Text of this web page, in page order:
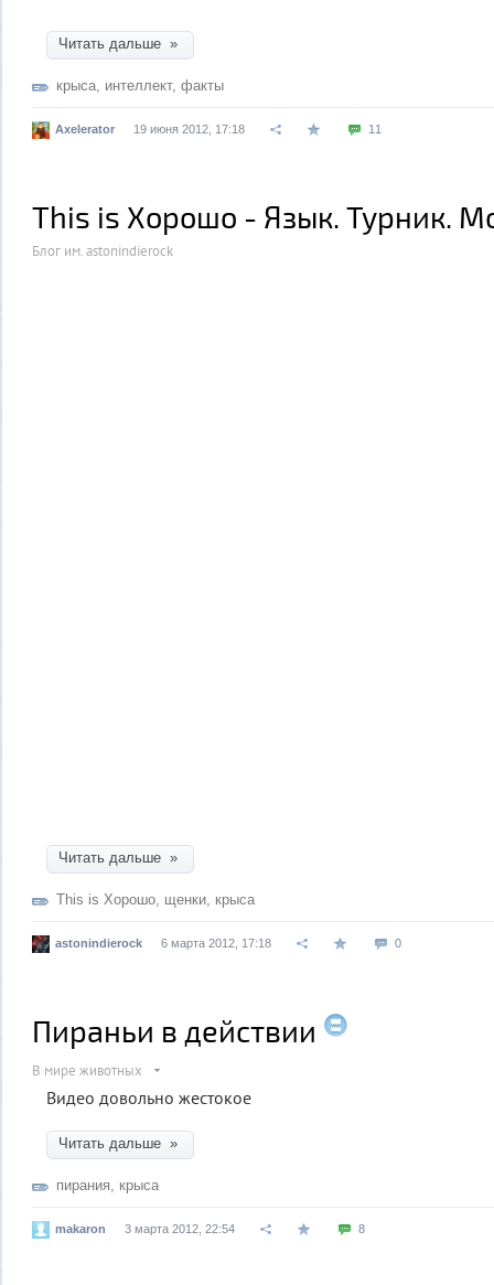
Читать дальше »
крыса интеллект, факты
Axelerator 19 июня 2012, 17:18 11
This is Хорошо - Язык. Турник.
Блог им. astonindierock
Читать дальше »
This is Хорошо щенки крыса
astonindierock 6 марта 2012, 17:18 0
Пираньи в действии
В мире животных
Видео довольно жестокое
Читать дальше »
пирания крыса
makaron 3 марта 2012, 22:54 8